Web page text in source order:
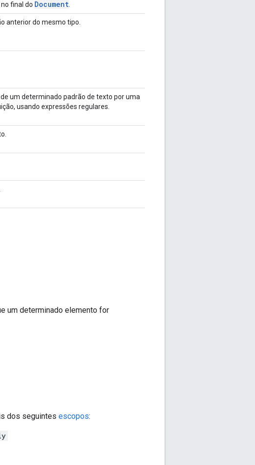
final do Document
anterior do mesmo tipo.
um determinado padrão de texto por uma
usando expressões regulares.
um determinado elemento for
dos seguintes escopos: